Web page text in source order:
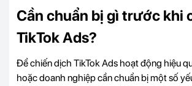
Cần chuẩn bị gì trước khi
TikTok Ads?
Để chiến dịch TikTok Ads hoạt động hiệu
hoặc doanh nghiệp cần chuẩn bị một số